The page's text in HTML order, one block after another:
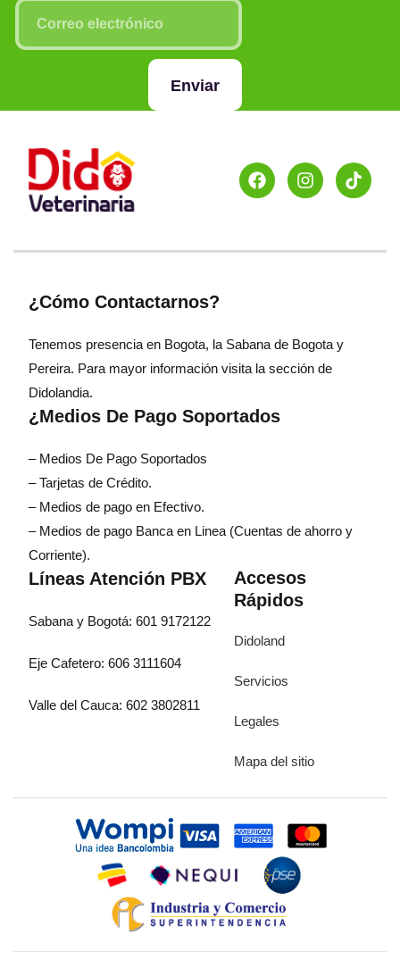
Enviar
¿Cómo Contactarnos?
Tenemos presencia en Bogota, la Sabana de Bogota y
Pereira. Para mayor información visita la sección de
Didolandia.
¿Medios De Pago Soportados
– Medios De Pago Soportados
– Tarjetas de Crédito.
– Medios de pago en Efectivo.
– Medios de pago Banca en Linea (Cuentas de ahorro y
Corriente).
Líneas Atención PBX
Sabana y Bogotá: 601 9172122
Eje Cafetero: 606 3111604
Valle del Cauca: 602 3802811
Accesos
Rápidos
Didoland
Servicios
Legales
Mapa del sitio